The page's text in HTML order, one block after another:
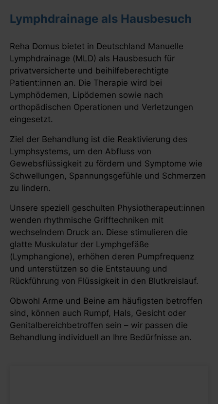
Lymphdrainage als Hausbesuch
Reha Domus bietet in Deutschland Manuelle
Lymphdrainage (MLD) als Hausbesuch für
privatversicherte und beihilfeberechtigte
Patient:innen an. Die Therapie wird bei
Lymphödemen, Lipödemen sowie nach
orthopädischen Operationen und Verletzungen
eingesetzt.
Ziel der Behandlung ist die Reaktivierung des
Lymphsystems, um den Abfluss von
Gewebsflüssigkeit zu fördern und Symptome wie
Schwellungen, Spannungsgefühle und Schmerzen
zu lindern.
Unsere speziell geschulten Physiotherapeut:innen
wenden rhythmische Grifftechniken mit
wechselndem Druck an. Diese stimulieren die
glatte Muskulatur der Lymphgefäße
(Lymphangione), erhöhen deren Pumpfrequenz
und unterstützen so die Entstauung und
Rückführung von Flüssigkeit in den Blutkreislauf.
Obwohl Arme und Beine am häufigsten betroffen
sind, können auch Rumpf, Hals, Gesicht oder
Genitalbereichbetroffen sein – wir passen die
Behandlung individuell an Ihre Bedürfnisse an.